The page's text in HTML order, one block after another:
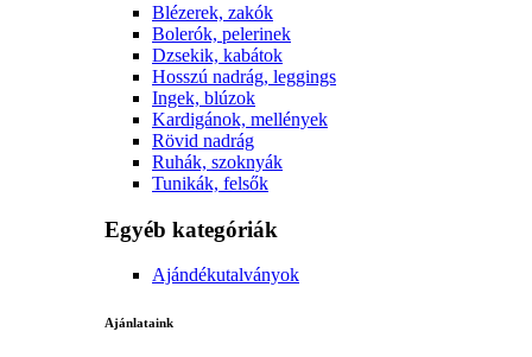
Blézerek, zakók
Bolerók, pelerinek
Dzsekik, kabátok
Hosszú nadrág, leggings
Ingek, blúzok
Kardigánok, mellények
Rövid nadrág
Ruhák, szoknyák
Tunikák, felsők
Egyéb kategóriák
Ajándékutalványok
Ajánlataink